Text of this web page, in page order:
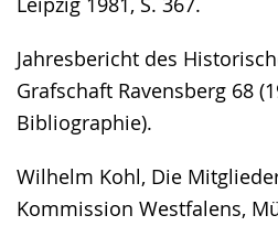
Jahresbericht des
Grafschaft Ravensberg 68
Bibliographie).
Wilhelm Kohl, Die
Kommission Westfalens,